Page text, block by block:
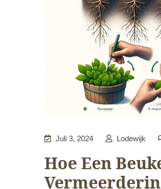
Juli 3, 2024 Lodewijk
Hoe Een